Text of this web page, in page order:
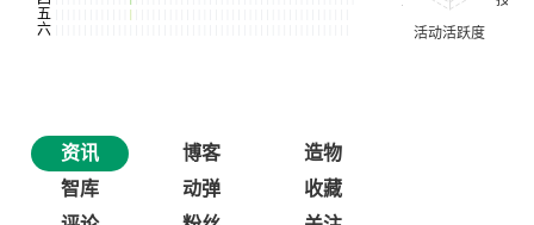
资讯 博客
造物
智库
动弹
收藏